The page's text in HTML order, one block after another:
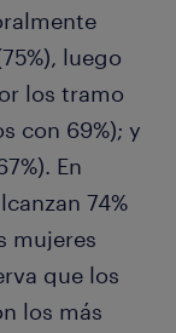
luego
los tramo
con 69%); y
En
74%
mujeres
que los
los más